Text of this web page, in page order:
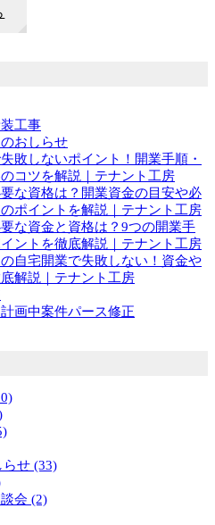
工事
おしらせ
敗しないポイント！開業手順・
コツを解説｜テナント工房
な資格は？開業資金の目安や必
ポイントを解説｜テナント工房
な資金と資格は？9つの開業手
ントを徹底解説｜テナント工房
自宅開業で失敗しない！資金や
解説｜テナント工房
中案件パース修正
らせ (33)
会 (2)